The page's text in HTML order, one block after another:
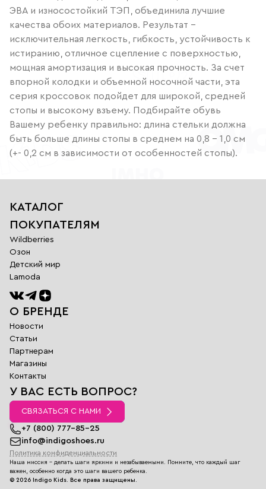
ЭВА и износостойкий ТЭП, объединила лучшие
качества обоих материалов. Результат -
исключительная легкость, гибкость, устойчивость к
истиранию, отличное сцепление с поверхностью,
мощная амортизация и высокая прочность. За счет
впорной колодки и объемной носочной части, эта
серия кроссовок подойдет для широкой, средней
стопы и высокому взъему. Подбирайте обувь
Вашему ребенку правильно: длина стельки должна
быть больше длины стопы в среднем на 0,8 – 1,0 см
(+- 0,2 см в зависимости от особенностей стопы).
КАТАЛОГ
ПОКУПАТЕЛЯМ
Wildberries
Озон
Детский мир
Lamoda
О БРЕНДЕ
Новости
Статьи
Партнерам
Магазины
Контакты
У ВАС ЕСТЬ ВОПРОС?
СВЯЗАТЬСЯ С НАМИ
+7 (800) 777-85-25
info@indigoshoes.ru
Политика конфиденциальности
Наша миссия - делать шаги яркими и незабываемыми. Помните, что каждый шаг
важен, особенно когда это шаги вашего ребенка.
© 2026 Indigo Kids. Все права защищены.
Обратная
связь
Заполните поля
перезвонит вам в
ближайшее время
Имя
E-
mail